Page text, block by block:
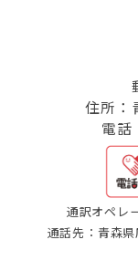
住所：
電話
通訳オペレ
通話先：青森